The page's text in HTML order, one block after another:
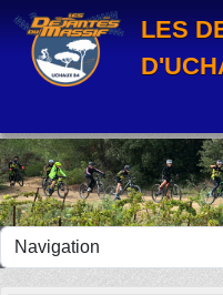
LES
Panneau de gestion des